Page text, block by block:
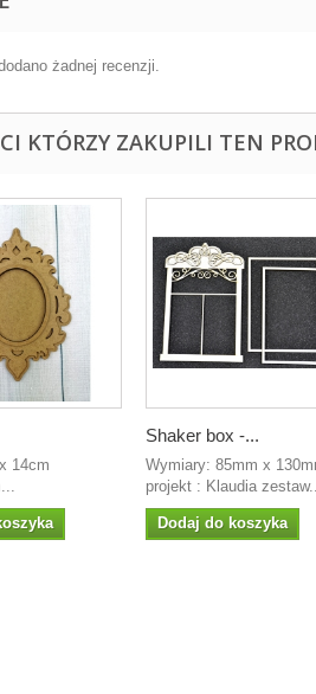
żadnej recenzji.
KTÓRZY ZAKUPILI TEN
20 x 14cm
Shaker box -...
Wymiary: 85mm x
projekt : Klaudia
Dodaj do koszyka